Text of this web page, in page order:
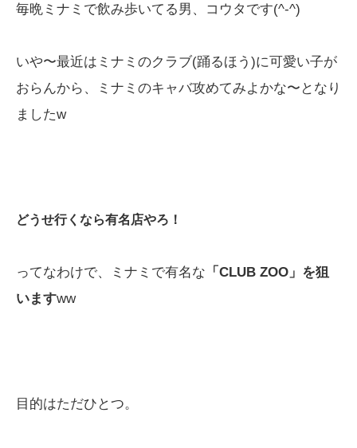
毎晩ミナミで飲み歩いてる男、コウタです(^-^)
いや〜最近はミナミのクラブ(踊るほう)に可愛い子が
おらんから、ミナミのキャバ攻めてみよかな〜となり
ましたw
どうせ行くなら有名店やろ！
ってなわけで、ミナミで有名な 「CLUB ZOO」を狙
いますww
目的はただひとつ。